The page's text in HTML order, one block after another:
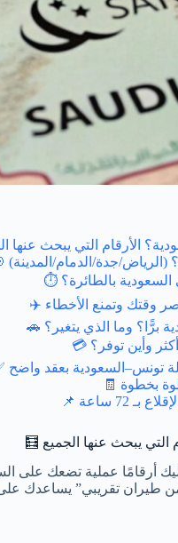
الأرقام التي يبحث عنها
(الرياض/جدة/الدمام/المدينة)
بالطائرة؟ ⏱️
وقتك وتمنع الأخطاء ✈️
برًّا؟ وما الذي يتغير؟ 🚗
أكثر وأين توفر؟ 💳
تونس–السعودية بعقد واضح
بخطوة 🧾
يبحث عنها الجميع 🧮
أرقامًا عملية تضعك
طيران تقريبي” يساعدك